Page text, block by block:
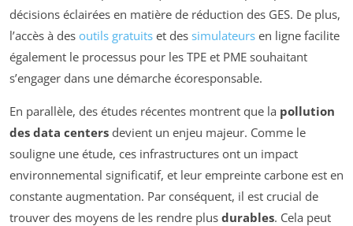
décisions éclairées en matière de réduction des GES. De plus,
l’accès à des outils gratuits et des simulateurs en ligne facilite
également le processus pour les TPE et PME souhaitant
s’engager dans une démarche écoresponsable.
En parallèle, des études récentes montrent que la pollution
des data centers devient un enjeu majeur. Comme le
souligne une étude, ces infrastructures ont un impact
environnemental significatif, et leur empreinte carbone est en
constante augmentation. Par conséquent, il est crucial de
trouver des moyens de les rendre plus durables. Cela peut